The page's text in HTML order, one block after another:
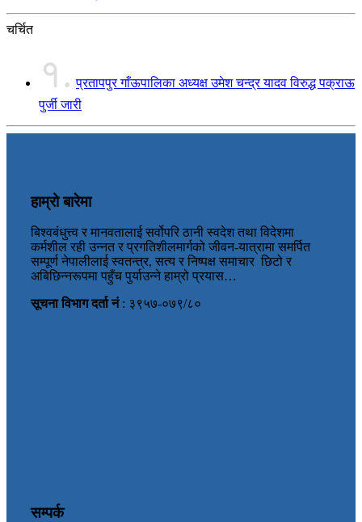
चर्चित
१. प्रतापपुर गाँऊपालिका अध्यक्ष उमेश चन्द्र यादव विरुद्ध पक्राऊ
पुर्जी जारी
हाम्रो बारेमा
बिश्वबंधुत्त्व र मानवतालाई सर्वोपरि ठानी स्वदेश तथा विदेशमा
कर्मशील रही उन्नत र प्रगतिशीलमार्गको जीवन-यात्रामा समर्पित
सम्पूर्ण नेपालीलाई स्वतन्त्र, सत्य र निष्पक्ष समाचार छिटो र
अबिछिन्नरूपमा पहुँच पुर्याउन्ने हाम्रो प्रयास…
सूचना विभाग दर्ता नं: ३९५७-०७९/८०
सम्पर्क